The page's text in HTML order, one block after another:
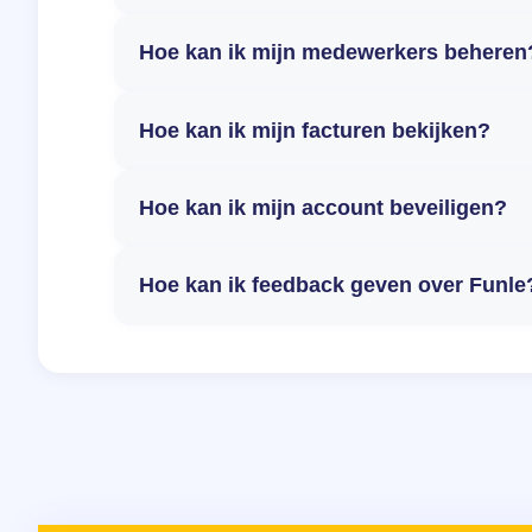
Hoe kan ik mijn medewerkers
Hoe kan ik mijn facturen bekijken?
Hoe kan ik mijn account beveiligen?
Hoe kan ik feedback geven over